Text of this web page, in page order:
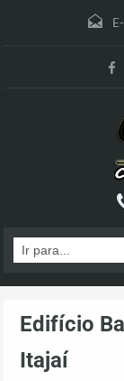
Edifício
Itajaí